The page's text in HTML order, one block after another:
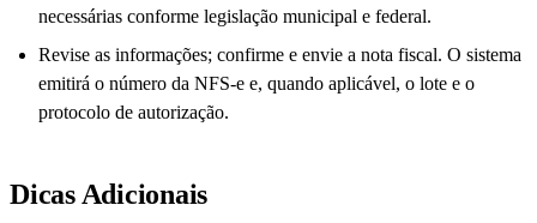
necessárias conforme legislação municipal e federal.
Revise as informações; confirme e envie a nota fiscal. O sistema
emitirá o número da NFS-e e, quando aplicável, o lote e o
protocolo de autorização.
Dicas Adicionais